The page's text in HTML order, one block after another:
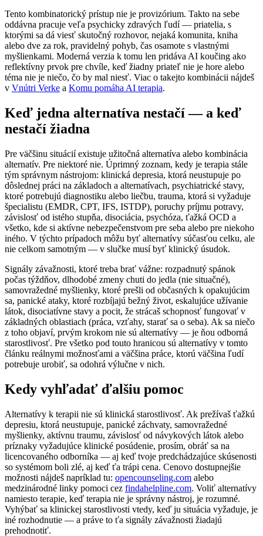
Tento kombinatorický prístup nie je provizórium. Takto na sebe
oddávna pracuje veľa psychicky zdravých ľudí — priatelia, s
ktorými sa dá viesť skutočný rozhovor, nejaká komunita, kniha
alebo dve za rok, pravidelný pohyb, čas osamote s vlastnými
myšlienkami. Moderná verzia k tomu len pridáva AI koučing ako
reflektívny prvok pre chvíle, keď žiadny priateľ nie je hore alebo
téma nie je niečo, čo by mal niesť. Viac o takejto kombinácii nájdeš
v Vnútri Verke a Komu pomáha AI terapia.
Keď jedna alternatíva nestačí — a keď
nestačí žiadna
Pre väčšinu situácií existuje užitočná alternatíva alebo kombinácia
alternatív. Pre niektoré nie. Úprimný zoznam, kedy je terapia stále
tým správnym nástrojom: klinická depresia, ktorá neustupuje po
dôslednej práci na základoch a alternatívach, psychiatrické stavy,
ktoré potrebujú diagnostiku alebo liečbu, trauma, ktorá si vyžaduje
špecialistu (EMDR, CPT, IFS, ISTDP), poruchy príjmu potravy,
závislosť od istého stupňa, disociácia, psychóza, ťažká OCD a
všetko, kde si aktívne nebezpečenstvom pre seba alebo pre niekoho
iného. V týchto prípadoch môžu byť alternatívy súčasťou celku, ale
nie celkom samotným — v slučke musí byť klinický úsudok.
Signály závažnosti, ktoré treba brať vážne: rozpadnutý spánok
počas týždňov, dlhodobé zmeny chuti do jedla (nie situačné),
samovražedné myšlienky, ktoré prešli od občasných k opakujúcim
sa, panické ataky, ktoré rozbíjajú bežný život, eskalujúce užívanie
látok, disociatívne stavy a pocit, že strácaš schopnosť fungovať v
základných oblastiach (práca, vzťahy, starať sa o seba). Ak sa niečo
z toho objaví, prvým krokom nie sú alternatívy — je ňou odborná
starostlivosť. Pre všetko pod touto hranicou sú alternatívy v tomto
článku reálnymi možnosťami a väčšina práce, ktorú väčšina ľudí
potrebuje urobiť, sa odohrá výlučne v nich.
Kedy vyhľadať ďalšiu pomoc
Alternatívy k terapii nie sú klinická starostlivosť. Ak prežívaš ťažkú
depresiu, ktorá neustupuje, panické záchvaty, samovražedné
myšlienky, aktívnu traumu, závislosť od návykových látok alebo
príznaky vyžadujúce klinické posúdenie, prosím, obráť sa na
licencovaného odborníka — aj keď tvoje predchádzajúce skúsenosti
so systémom boli zlé, aj keď ťa trápi cena. Cenovo dostupnejšie
možnosti nájdeš napríklad tu: opencounseling.com alebo
medzinárodné linky pomoci cez findahelpline.com. Voliť alternatívy
namiesto terapie, keď terapia nie je správny nástroj, je rozumné.
Vyhýbať sa klinickej starostlivosti vtedy, keď ju situácia vyžaduje, je
iné rozhodnutie — a práve to ťa signály závažnosti žiadajú
prehodnotiť.